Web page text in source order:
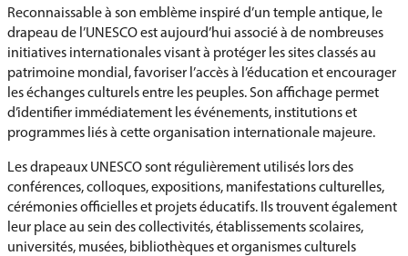
Reconnaissable à son emblème inspiré d’un temple antique, le
drapeau de l’UNESCO est aujourd’hui associé à de nombreuses
initiatives internationales visant à protéger les sites classés au
patrimoine mondial, favoriser l’accès à l’éducation et encourager
les échanges culturels entre les peuples. Son affichage permet
d’identifier immédiatement les événements, institutions et
programmes liés à cette organisation internationale majeure.
Les drapeaux UNESCO sont régulièrement utilisés lors des
conférences, colloques, expositions, manifestations culturelles,
cérémonies officielles et projets éducatifs. Ils trouvent également
leur place au sein des collectivités, établissements scolaires,
universités, musées, bibliothèques et organismes culturels